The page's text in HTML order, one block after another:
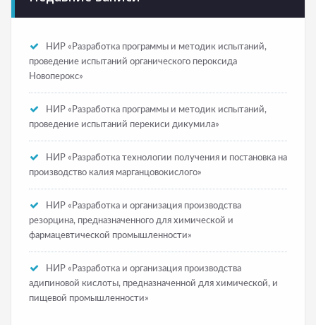
НИР «Разработка программы и методик испытаний,
проведение испытаний органического пероксида
Новоперокс»
НИР «Разработка программы и методик испытаний,
проведение испытаний перекиси дикумила»
НИР «Разработка технологии получения и постановка на
производство калия марганцовокислого»
НИР «Разработка и организация производства
резорцина, предназначенного для химической и
фармацевтической промышленности»
НИР «Разработка и организация производства
адипиновой кислоты, предназначенной для химической, и
пищевой промышленности»